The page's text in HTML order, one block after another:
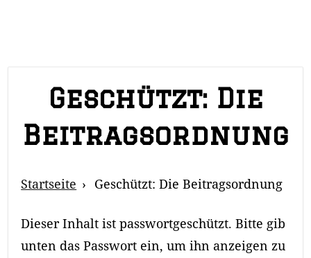
Geschützt: Die
Beitragsordnung
Breadcrumb
Startseite Geschützt: Die Beitragsordnung
Dieser Inhalt ist passwortgeschützt. Bitte gib
unten das Passwort ein, um ihn anzeigen zu